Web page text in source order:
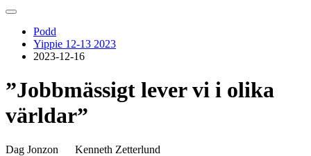
Podd
Yippie 12-13 2023
2023-12-16
”Jobbmässigt lever vi i olika
världar”
Dag Jonzon Kenneth Zetterlund